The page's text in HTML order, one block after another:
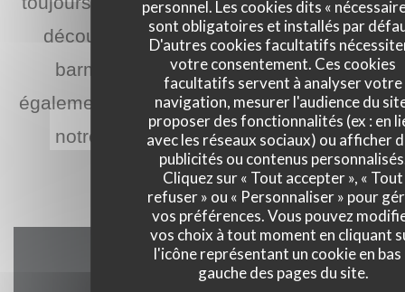
personnel. Les cookies dits «
sont obligatoires et installés par
D'autres cookies facultatifs
votre consentement. Ces cookies
facultatifs servent à analyser votre
navigation, mesurer l'audience du
proposer des fonctionnalités (ex : en
avec les réseaux sociaux) ou afficher
publicités ou contenus
Cliquez sur « Tout accepter », « Tout
refuser » ou « Personnaliser » pour
vos préférences. Vous pouvez
vos choix à tout moment en cliquant
l'icône représentant un cookie en bas
gauche des pages du site.
découvrez les nombreuses créations de
barmen ou les intemporels classiques.
également de la fête s'accompagne de
notre chef. De nombreux artistes ou
perpétuent la tradition des
Accès/Contact